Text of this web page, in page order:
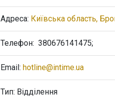
Адреса: Київська область,
Телефон: 380676141475;
Email: hotline@intime.ua
Тип: Відділення